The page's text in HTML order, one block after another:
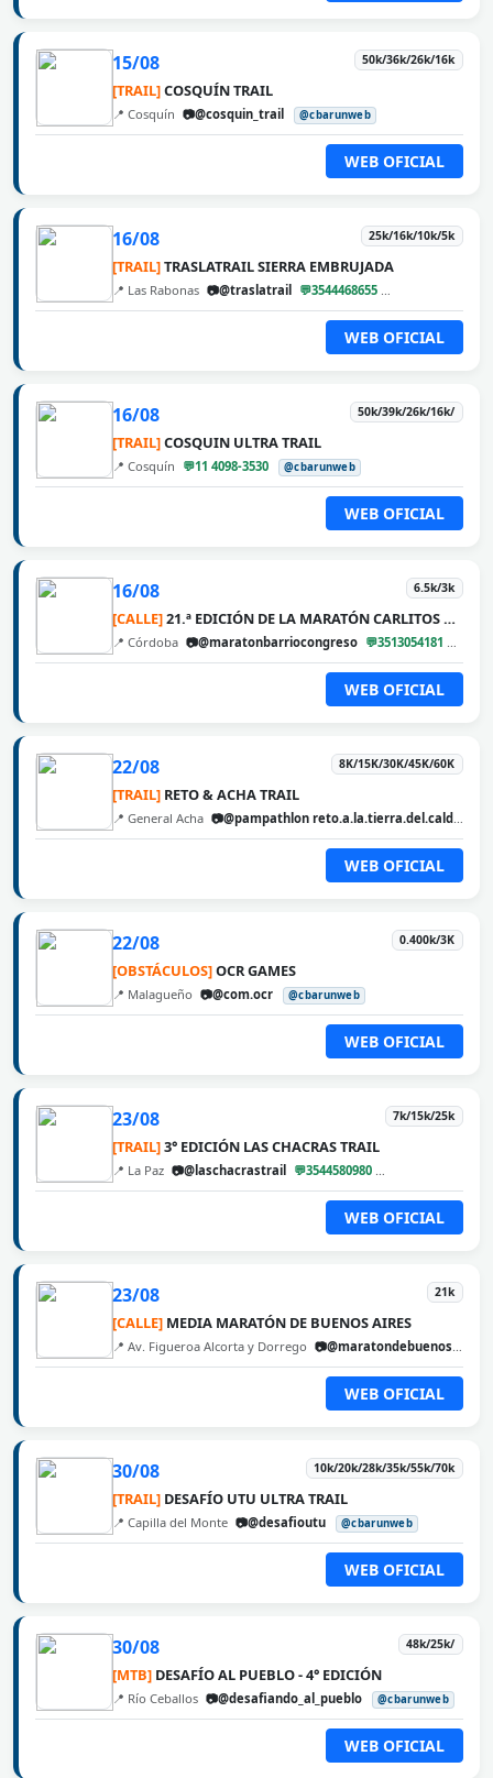
15/08 50k/36k/26k/16k
[TRAIL]COSQUÍN TRAIL
📍 Cosquín 📷@cosquin_trail @cbarunweb
WEB OFICIAL
16/08 25k/16k/10k/5k
[TRAIL]TRASLATRAIL SIERRA EMBRUJADA
📍 Las Rabonas 📷@traslatrail 💬3544468655
WEB OFICIAL
16/08 50k/39k/26k/16k/
[TRAIL]COSQUIN ULTRA TRAIL
📍 Cosquín 💬11 4098-3530 @cbarunweb
WEB OFICIAL
16/08 6.5k/3k
[CALLE]21.ª EDICIÓN DE LA MARATÓN CARLITOS DÍAZ
📍 Córdoba 📷@maratonbarriocongreso 💬3513054181
WEB OFICIAL
22/08 8K/15K/30K/45K/60K
[TRAIL] RETO & ACHA TRAIL
📍 General Acha 📷@pampathlon reto.a.la.tierra.del.calden
WEB OFICIAL
22/08 0.400k/3K
[OBSTÁCULOS]OCR GAMES
📍 Malagueño 📷@com.ocr @cbarunweb
WEB OFICIAL
23/08 7k/15k/25k
[TRAIL]3° EDICIÓN LAS CHACRAS TRAIL
📍 La Paz 📷@laschacrastrail 💬3544580980
WEB OFICIAL
23/08 21k
[CALLE] MEDIA MARATÓN DE BUENOS AIRES
📍 Av. Figueroa Alcorta y Dorrego 📷@maratondebuenosaires
WEB OFICIAL
30/08 10k/20k/28k/35k/55k/70k
[TRAIL] DESAFÍO UTU ULTRA TRAIL
📍 Capilla del Monte 📷@desafioutu @cbarunweb
WEB OFICIAL
30/08 48k/25k/
[MTB] DESAFÍO AL PUEBLO - 4° EDICIÓN
📍 Río Ceballos 📷@desafiando_al_pueblo @cbarunweb
WEB OFICIAL